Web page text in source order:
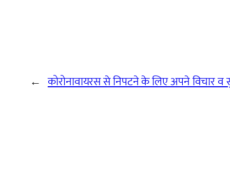
← कोरोनावायरस से निपटने के लिए अपने विचार